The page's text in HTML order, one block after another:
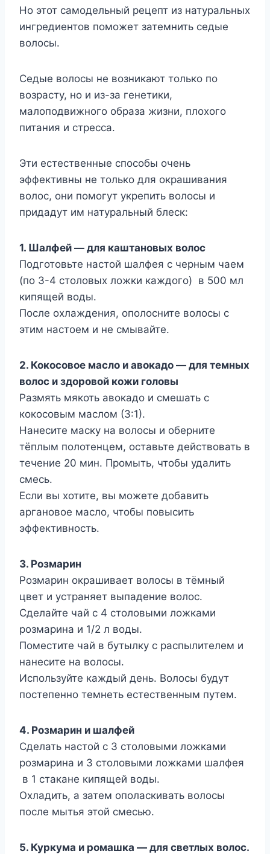
Но этот самодельный рецепт из натуральных
ингредиентов поможет затемнить седые
волосы.
Седые волосы не возникают только по
возрасту, но и из-за генетики,
малоподвижного образа жизни, плохого
питания и стресса.
Эти естественные способы очень
эффективны не только для окрашивания
волос, они помогут укрепить волосы и
придадут им натуральный блеск:
1. Шалфей — для каштановых волос
Подготовьте настой шалфея с черным чаем
(по 3-4 столовых ложки каждого) в 500 мл
кипящей воды.
После охлаждения, ополосните волосы с
этим настоем и не смывайте.
2. Кокосовое масло и авокадо — для темных
волос и здоровой кожи головы
Размять мякоть авокадо и смешать с
кокосовым маслом (3:1).
Нанесите маску на волосы и оберните
тёплым полотенцем, оставьте действовать в
течение 20 мин. Промыть, чтобы удалить
смесь.
Если вы хотите, вы можете добавить
аргановое масло, чтобы повысить
эффективность.
3. Розмарин
Розмарин окрашивает волосы в тёмный
цвет и устраняет выпадение волос.
Сделайте чай с 4 столовыми ложками
розмарина и 1/2 л воды.
Поместите чай в бутылку с распылителем и
нанесите на волосы.
Используйте каждый день. Волосы будут
постепенно темнеть естественным путем.
4. Розмарин и шалфей
Сделать настой с 3 столовыми ложками
розмарина и 3 столовыми ложками шалфея
в 1 стакане кипящей воды.
Охладить, а затем ополаскивать волосы
после мытья этой смесью.
5. Куркума и ромашка — для светлых волос.